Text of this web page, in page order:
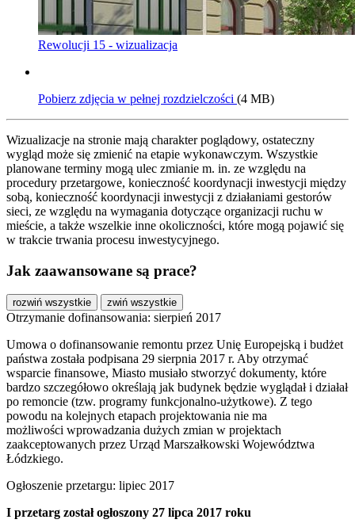
Rewolucji 15 - wizualizacja
Pobierz zdjęcia w pełnej rozdzielczości (4 MB)
Wizualizacje na stronie mają charakter poglądowy, ostateczny
wygląd może się zmienić na etapie wykonawczym. Wszystkie
planowane terminy mogą ulec zmianie m. in. ze względu na
procedury przetargowe, konieczność koordynacji inwestycji między
sobą, konieczność koordynacji inwestycji z działaniami gestorów
sieci, ze względu na wymagania dotyczące organizacji ruchu w
mieście, a także wszelkie inne okoliczności, które mogą pojawić się
w trakcie trwania procesu inwestycyjnego.
Jak zaawansowane są prace?
rozwiń wszystkie zwiń wszystkie
Otrzymanie dofinansowania: sierpień 2017
Umowa o dofinansowanie remontu przez Unię Europejską i budżet
państwa została podpisana 29 sierpnia 2017 r. Aby otrzymać
wsparcie finansowe, Miasto musiało stworzyć dokumenty, które
bardzo szczegółowo określają jak budynek będzie wyglądał i działał
po remoncie (tzw. programy funkcjonalno-użytkowe). Z tego
powodu na kolejnych etapach projektowania nie ma
możliwości wprowadzania dużych zmian w projektach
zaakceptowanych przez Urząd Marszałkowski Województwa
Łódzkiego.
Ogłoszenie przetargu: lipiec 2017
I przetarg został ogłoszony 27 lipca 2017 roku